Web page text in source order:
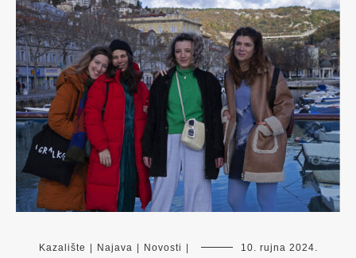
Kazalište Najava Novosti 10. rujna 2024.